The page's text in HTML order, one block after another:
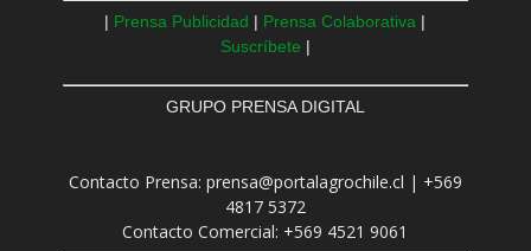
| Prensa Publicidad | Prensa Colaborativa |
Suscríbete |
GRUPO PRENSA DIGITAL
Contacto Prensa: prensa@portalagrochile.cl | +569
4817 5372
Contacto Comercial: +569 4521 9061